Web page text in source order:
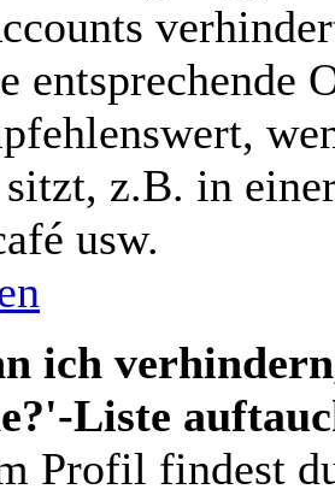
entsprechende
sitzt, z.B. in
usw.
ich
Liste
Profil findest